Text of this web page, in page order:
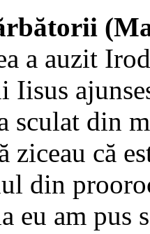
a auzit
Iisus
sculat din
că
din
eu am pus